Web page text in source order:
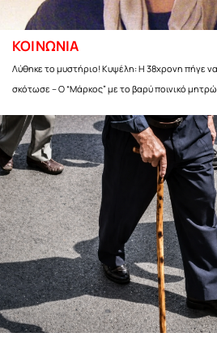
ΚΟΙΝΩΝΙΑ
Λύθηκε το μυστήριο! Κυψέλη: Η 38χρονη πήγε
σκότωσε – Ο “Μάρκος” με το βαρύ ποινικό